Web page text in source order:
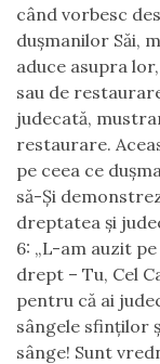
când vorbesc
dușmanilor Săi,
aduce asupra
sau de
judecată,
restaurare.
pe ceea ce
să-Și
dreptatea și
6: „L-am auzit
drept – Tu, Cel
pentru că ai
sângele sfinţilor
sânge! Sunt